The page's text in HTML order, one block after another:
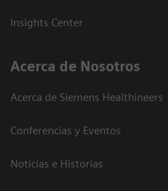
Insights Center
Acerca de Nosotros
Acerca de Siemens Healthineers
Conferencias y Eventos
Noticias e Historias